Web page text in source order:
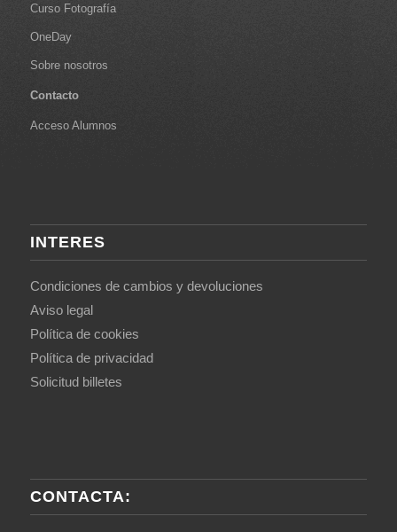
Curso Fotografía
OneDay
Sobre nosotros
Contacto
Acceso Alumnos
INTERES
Condiciones de cambios y devoluciones
Aviso legal
Política de cookies
Política de privacidad
Solicitud billetes
CONTACTA: